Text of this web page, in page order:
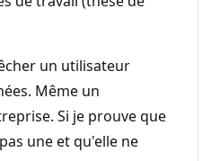
un utilisateur
Même un
Si je prouve que
une et qu'elle ne